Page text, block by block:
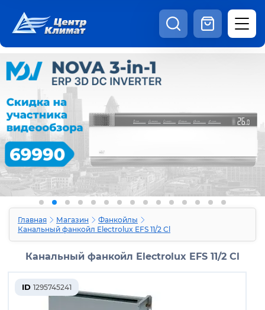
Каталог
Статьи
Наши работы Отзывы
Доставка и оплата Оферта
Контакты
8:00 - 20:00 Шоурум
Главная Магазин
Фанкойлы
Канальный фанкойл Electrolux EFS 11/2 Cl
Канальный фанкойл Electrolux EFS 11/2 Cl
ID 1295745241